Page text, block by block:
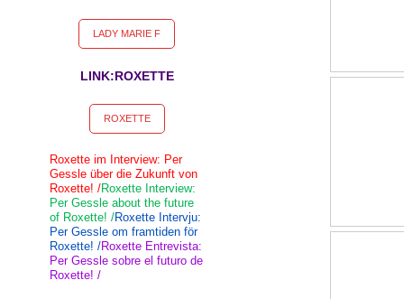
LADY MARIE F
LINK:ROXETTE
ROXETTE
Roxette im Interview: Per
Gessle über die Zukunft von
Roxette! /Roxette Interview:
Per Gessle about the future
of Roxette! /Roxette Intervju:
Per Gessle om framtiden för
Roxette! /Roxette Entrevista:
Per Gessle sobre el futuro de
Roxette! /